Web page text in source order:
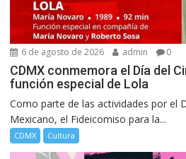
6 de agosto de 2026 admin 0
CDMX conmemora el Día del
función especial de Lola
Como parte de las actividades por el
Mexicano, el Fideicomiso para la...
CDMX Cultura